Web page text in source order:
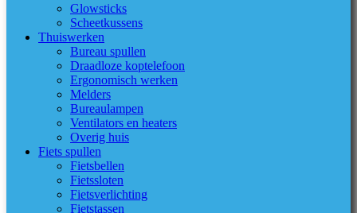
Glowsticks
Scheetkussens
Thuiswerken
Bureau spullen
Draadloze koptelefoon
Ergonomisch werken
Melders
Bureaulampen
Ventilators en heaters
Overig huis
Fiets spullen
Fietsbellen
Fietssloten
Fietsverlichting
Fietstassen